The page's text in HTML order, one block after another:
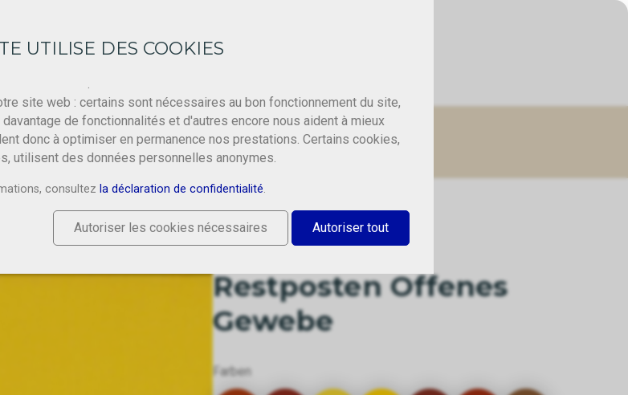
75CM BAHN
Restposten Offenes
Gewebe
Farben
UTILISE DES COOKIES
.
site web : certains sont nécessaires au bon fonctionnement du site,
de fonctionnalités et d'autres encore nous aident à mieux
donc à optimiser en permanence nos prestations. Certains cookies,
utilisent des données personnelles anonymes.
consultez la déclaration de confidentialité.
Autoriser les cookies nécessaires Autoriser tout